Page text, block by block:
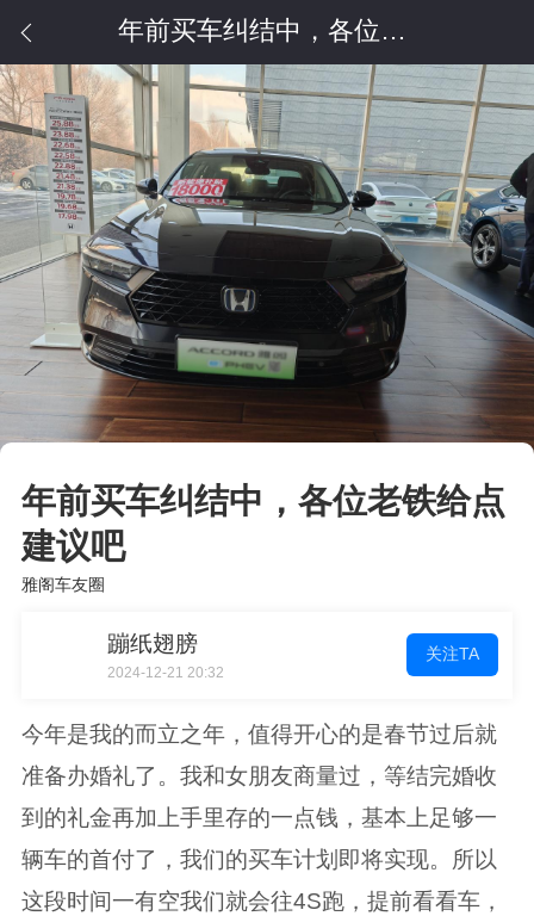
年前买车纠结中，各位老铁给点建议吧
年前买车纠结中，各位老铁给点
建议吧
雅阁车友圈
蹦纸翅膀
2024-12-21 20:32
关注TA
今年是我的而立之年，值得开心的是春节过后就
准备办婚礼了。我和女朋友商量过，等结完婚收
到的礼金再加上手里存的一点钱，基本上足够一
辆车的首付了，我们的买车计划即将实现。所以
这段时间一有空我们就会往4S跑，提前看看车，